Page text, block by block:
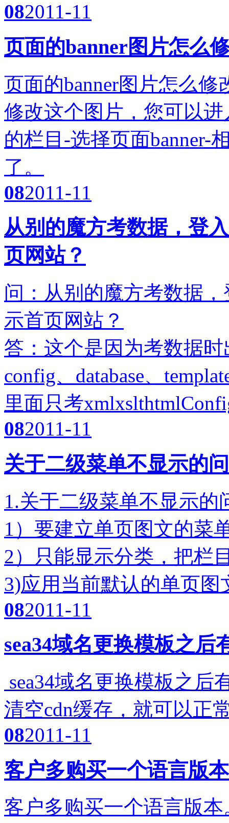
082011-11
页面的banner图片怎么
页面的banner图片怎么修
修改这个图片，您可以
的栏目-选择页面banner-
了。
082011-11
从别的魔方考数据，登
页网站？
问：从别的魔方考数据
示首页网站？
答：这个是因为考数据
config、database、
里面只考
082011-11
关于二级菜单不显示的
1.关于二级菜单不显示的
1）要建立单页图文的菜
2）只能显示分类，把栏
3)应用当前默认的单页图
082011-11
sea34域名更换模板之
sea34域名更换模板之后
清空cdn缓存，就可以正
082011-11
客户多购买一个语言版
客户多购买一个语言版本